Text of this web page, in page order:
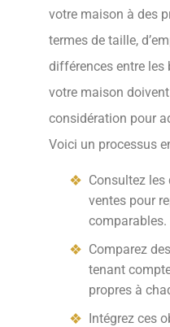
votre maison à des
termes de taille,
différences entre les
votre maison
considération pour
Voici un processus
Consultez les
ventes pour
comparables.
Comparez
tenant
propres à
Intégrez ces